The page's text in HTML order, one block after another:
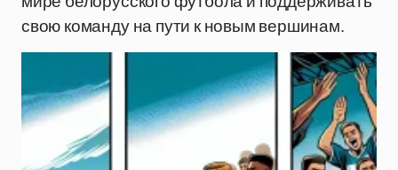
свою команду на пути к новым вершинам.